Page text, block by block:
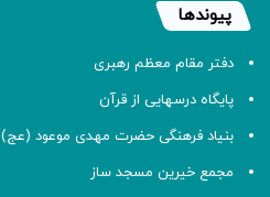
پیوندها
دفتر مقام معظم رهبری
پایگاه درسهایی از قرآن
بنیاد فرهنگی حضرت مهدی موعود (عج)
مجمع خیرین مسجد ساز